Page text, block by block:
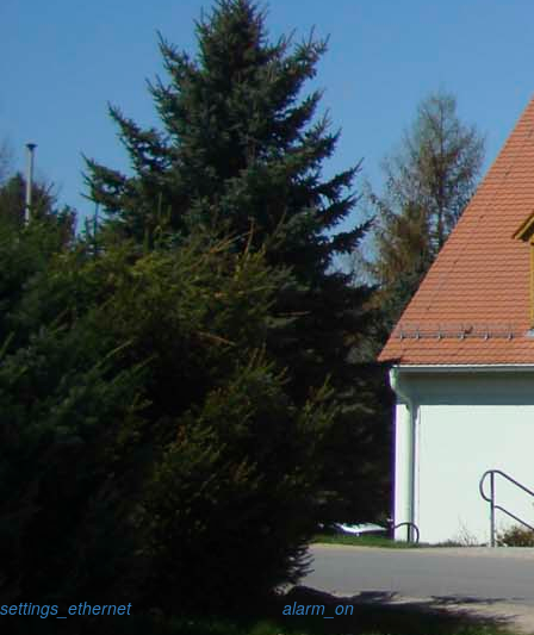
Pfaffendorf
Jauernick-Buschbach
Rathaus
Informationen aus dem Rathaus
Früher musste man wegen jeder Angelegenheit “uff de Gemeende”,
heute stellt das Rathaus Markersdorf viele Informationen online bereit.
Ansprechpartner, Öffnungszeiten und Informationen zu
unterschiedlichen Anliegen finden Sie hier ebenso wie die Wiedergabe
von Veröffentlichungen, die amtlich im “Schöpsboten – Dorfzeitung &
Amtsblatt” erfolgt sind.
In der Rubrik “Rathaus” geht der Blick etwas weiter über die
Markersdorfer Kirchtürme hinaus und Belange der Region und des
Lebens im ländlichen Raum werden aufgegriffen.
Reichen Sie gern Vorschläge ein, was unter “Anliegen von A bis Z”
noch aufgenommen werden sollte!
settings_ethernet alarm_on